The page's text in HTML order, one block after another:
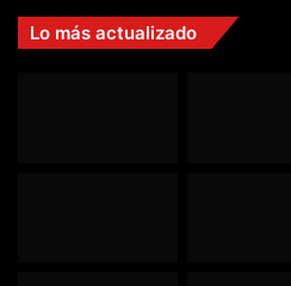
Lo más actualizado